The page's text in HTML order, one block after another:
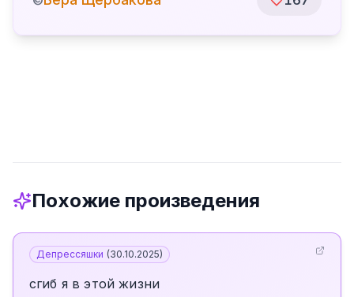
Похожие произведения
Депрессяшки (30.10.2025)
сгиб я в этой жизни